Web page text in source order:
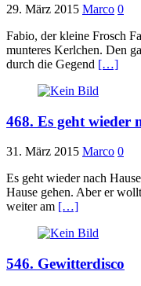
29. März 2015 Marco 0
Fabio, der kleine Frosch
munteres Kerlchen. Den
durch die Gegend […]
468. Es geht wieder
31. März 2015 Marco 0
Es geht wieder nach
Hause gehen. Aber er
weiter am […]
546. Gewitterdisco